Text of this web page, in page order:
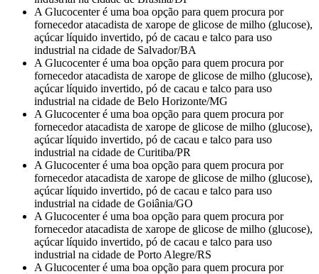
A Glucocenter é uma boa opção para quem procura por
fornecedor atacadista de xarope de glicose de milho (glucose),
açúcar líquido invertido, pó de cacau e talco para uso
industrial na cidade de Salvador/BA
A Glucocenter é uma boa opção para quem procura por
fornecedor atacadista de xarope de glicose de milho (glucose),
açúcar líquido invertido, pó de cacau e talco para uso
industrial na cidade de Belo Horizonte/MG
A Glucocenter é uma boa opção para quem procura por
fornecedor atacadista de xarope de glicose de milho (glucose),
açúcar líquido invertido, pó de cacau e talco para uso
industrial na cidade de Curitiba/PR
A Glucocenter é uma boa opção para quem procura por
fornecedor atacadista de xarope de glicose de milho (glucose),
açúcar líquido invertido, pó de cacau e talco para uso
industrial na cidade de Goiânia/GO
A Glucocenter é uma boa opção para quem procura por
fornecedor atacadista de xarope de glicose de milho (glucose),
açúcar líquido invertido, pó de cacau e talco para uso
industrial na cidade de Porto Alegre/RS
A Glucocenter é uma boa opção para quem procura por